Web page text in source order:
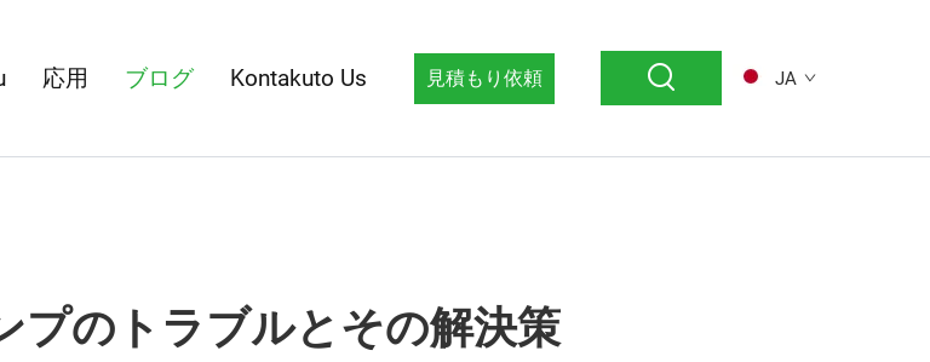
応用 ブログ Kontakuto Us 見積もり依頼 JA
プのトラブルとその解決策